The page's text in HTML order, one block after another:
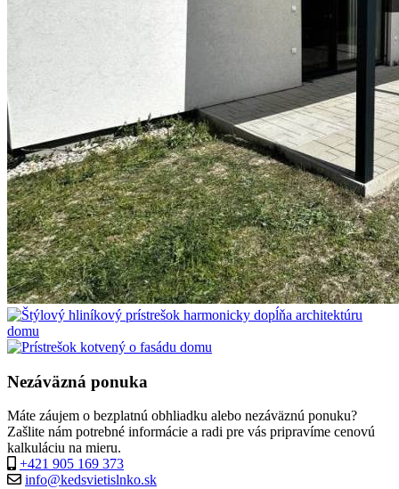
Nezáväzná ponuka
Máte záujem o bezplatnú obhliadku alebo nezáväznú ponuku?
Zašlite nám potrebné informácie a radi pre vás pripravíme cenovú
kalkuláciu na mieru.
+421 905 169 373
info@kedsvietislnko.sk